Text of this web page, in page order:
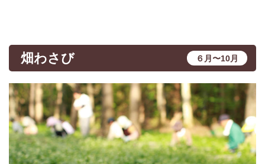
畑わさび ６月〜10月